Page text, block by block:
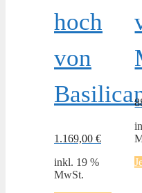
hoch
von
1.169,00 €
inkl. 19 %
MwSt.